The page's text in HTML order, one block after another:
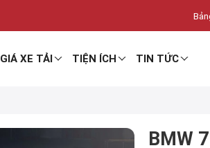
GIÁ XE TẢI TIỆN ÍCH TIN TỨC
BMW